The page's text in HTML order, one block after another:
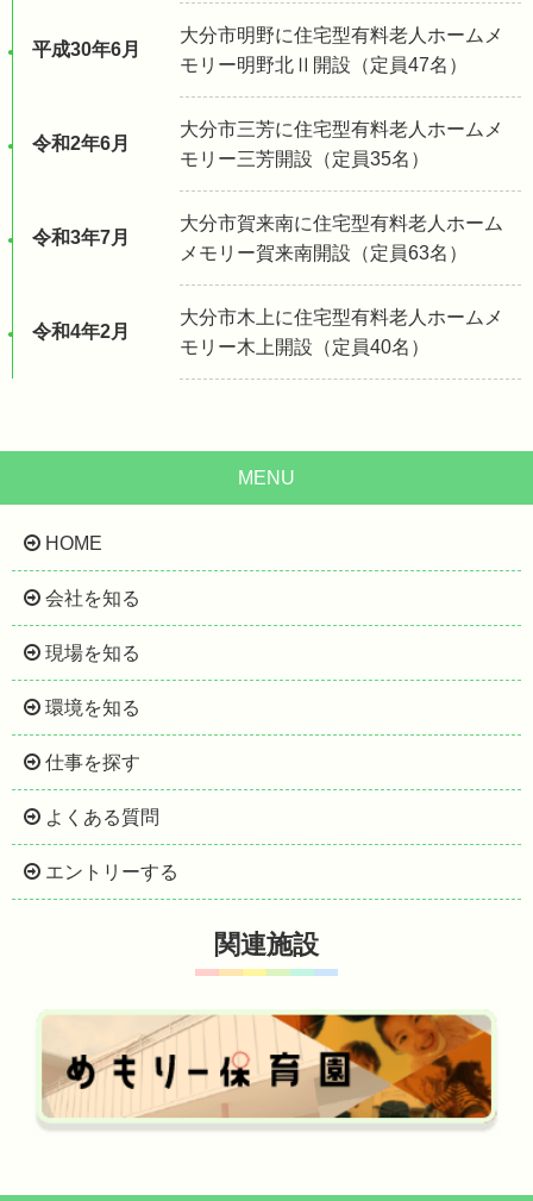
平成30年6月
大分市明野に住宅型有料老人ホームメ
モリー明野北Ⅱ開設（定員47名）
令和2年6月
大分市三芳に住宅型有料老人ホームメ
モリー三芳開設（定員35名）
令和3年7月
大分市賀来南に住宅型有料老人ホーム
メモリー賀来南開設（定員63名）
令和4年2月
大分市木上に住宅型有料老人ホームメ
モリー木上開設（定員40名）
MENU
HOME
会社を知る
現場を知る
環境を知る
仕事を探す
よくある質問
エントリーする
関連施設